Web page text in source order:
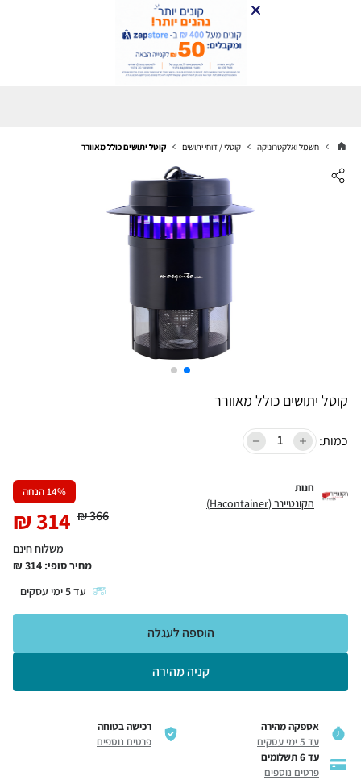
חשמל ואלקטרוניקה קוטלי / דוחי יתושים קוטל יתושים כולל מאוורר
קוטל יתושים כולל מאוורר
כמות:
חנות
הקונטיינר (Hacontainer)
14% הנחה
366
₪
314
₪
משלוח חינם
מחיר סופי: 314
₪
עד5ימי עסקים
קניה מהירה
הוספה לעגלה
אספקה מהירה
עד 5 ימי עסקים
רכישה בטוחה
פרטים נוספים
עד 6 תשלומים
פרטים נוספים